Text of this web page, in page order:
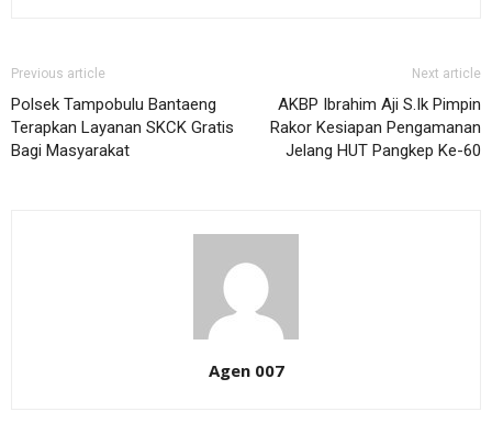
Previous article
Polsek Tampobulu Bantaeng
Terapkan Layanan SKCK Gratis
Bagi Masyarakat
Next article
AKBP Ibrahim Aji S.Ik Pimpin
Rakor Kesiapan Pengamanan
Jelang HUT Pangkep Ke-60
Agen 007